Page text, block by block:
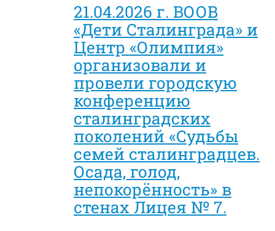
21.04.2026 г. ВООВ
«Дети Сталинграда» и
Центр «Олимпия»
организовали и
провели городскую
конференцию
сталинградских
поколений «Судьбы
семей сталинградцев.
Осада, голод,
непокорённость» в
стенах Лицея № 7.